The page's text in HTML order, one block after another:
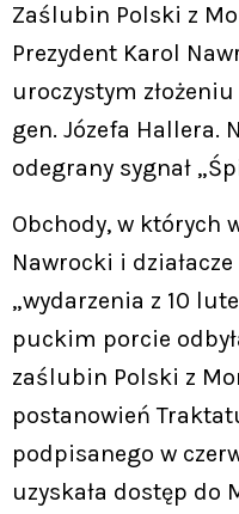
Zaślubin Polski z
Prezydent Karol
uroczystym
gen. Józefa Hallera.
odegrany sygnał
Obchody, w których
Nawrocki i
„wydarzenia z 10
puckim porcie
zaślubin Polski z
postanowień
podpisanego w
uzyskała dostęp do